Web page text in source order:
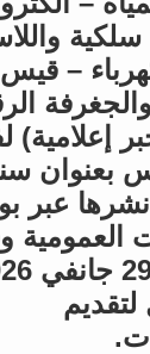
– قيس
إعلامية)
بعنوان
تم نشرها عبر
العمومية
حدد يوم